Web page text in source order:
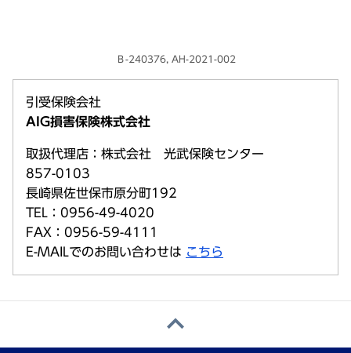
Ｂ-240376, AH-2021-002
引受保険会社
AIG損害保険株式会社
取扱代理店：株式会社 光武保険センター
857-0103
長崎県佐世保市原分町192
TEL：0956-49-4020
FAX：0956-59-4111
E-MAILでのお問い合わせは こちら